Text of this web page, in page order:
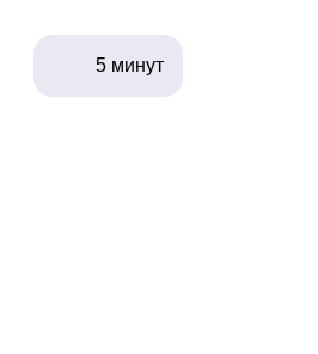
5 минут